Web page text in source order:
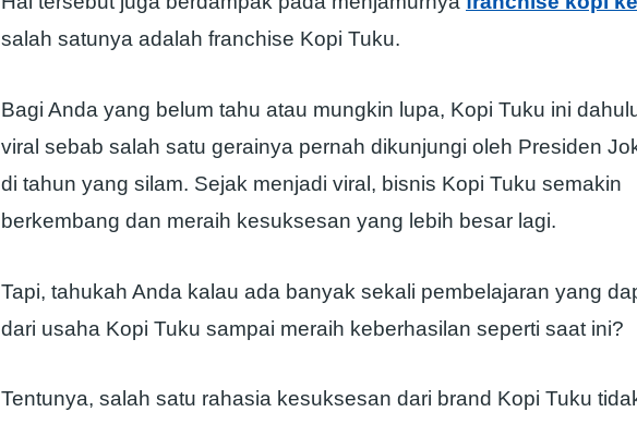
salah satunya adalah franchise Kopi Tuku.
Bagi Anda yang belum tahu atau mungkin lupa, Kopi Tuku ini
viral sebab salah satu gerainya pernah dikunjungi oleh Presiden
di tahun yang silam. Sejak menjadi viral, bisnis Kopi Tuku semakin
berkembang dan meraih kesuksesan yang lebih besar lagi.
Tapi, tahukah Anda kalau ada banyak sekali pembelajaran yang
dari usaha Kopi Tuku sampai meraih keberhasilan seperti saat ini?
Tentunya, salah satu rahasia kesuksesan dari brand Kopi Tuku